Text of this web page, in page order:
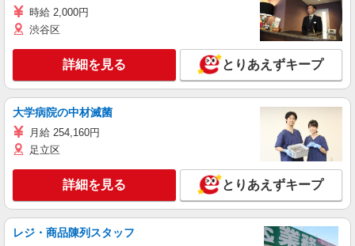
時給 2,000円
渋谷区
詳細を見る とりあえずキープ
大学病院の中材滅菌
月給 254,160円
足立区
詳細を見る とりあえずキープ
レジ・商品陳列スタッフ